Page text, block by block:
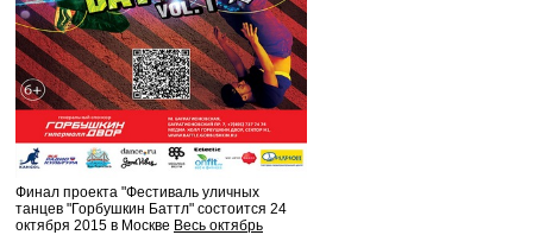
Финал проекта "Фестиваль уличных
танцев "Горбушкин Баттл" состоится 24
октября 2015 в Москве Весь октябрь